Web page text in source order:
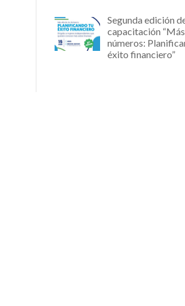
Segunda edición
capacitación
números:
éxito financiero”